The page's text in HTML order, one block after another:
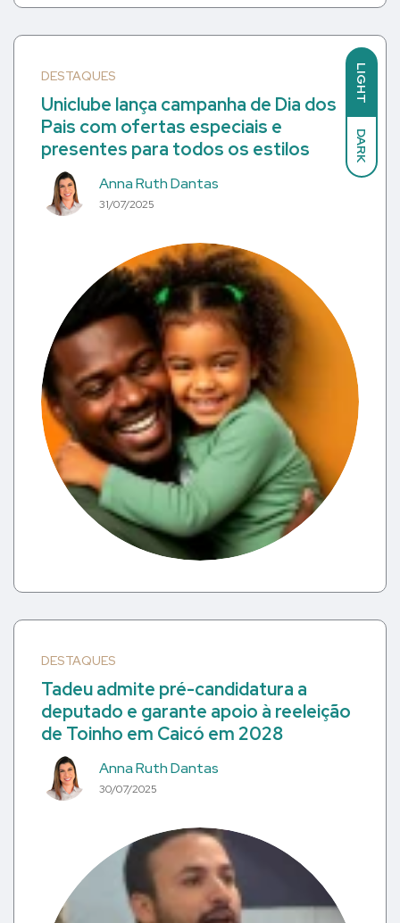
LIGHT
DARK
DESTAQUES
Uniclube lança campanha de Dia dos
Pais com ofertas especiais e
presentes para todos os estilos
Anna Ruth Dantas
31/07/2025
DESTAQUES
Tadeu admite pré-candidatura a
deputado e garante apoio à reeleição
de Toinho em Caicó em 2028
Anna Ruth Dantas
30/07/2025